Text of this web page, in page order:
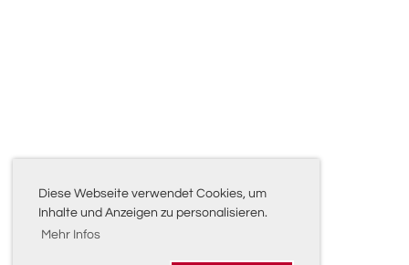
Diese Webseite verwendet Cookies, um
Inhalte und Anzeigen zu personalisieren.
Mehr Infos